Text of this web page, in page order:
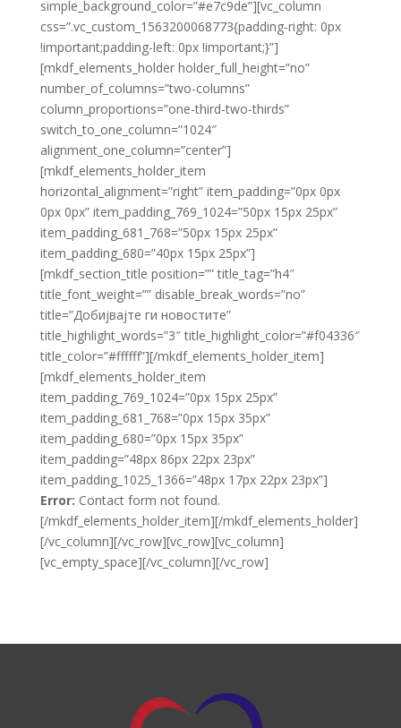
simple_background_color=”#e7c9de”][vc_column
css=”.vc_custom_1563200068773{padding-right: 0px
!important;padding-left: 0px !important;}”]
[mkdf_elements_holder holder_full_height=”no”
number_of_columns=”two-columns”
column_proportions=”one-third-two-thirds”
switch_to_one_column=”1024″
alignment_one_column=”center”]
[mkdf_elements_holder_item
horizontal_alignment=”right” item_padding=”0px 0px
0px 0px” item_padding_769_1024=”50px 15px 25px”
item_padding_681_768=”50px 15px 25px”
item_padding_680=”40px 15px 25px”]
[mkdf_section_title position=”” title_tag=”h4″
title_font_weight=”” disable_break_words=”no”
title=”Добијвајте ги новостите”
title_highlight_words=”3″ title_highlight_color=”#f04336″
title_color=”#ffffff”][/mkdf_elements_holder_item]
[mkdf_elements_holder_item
item_padding_769_1024=”0px 15px 25px”
item_padding_681_768=”0px 15px 35px”
item_padding_680=”0px 15px 35px”
item_padding=”48px 86px 22px 23px”
item_padding_1025_1366=”48px 17px 22px 23px”]
Error: Contact form not found.
[/mkdf_elements_holder_item][/mkdf_elements_holder]
[/vc_column][/vc_row][vc_row][vc_column]
[vc_empty_space][/vc_column][/vc_row]